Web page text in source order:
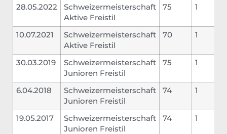
28.05.2022
Schweizermeisterschaft
Aktive Freistil
75 1
10.07.2021
Schweizermeisterschaft
Aktive Freistil
70 1
30.03.2019
Schweizermeisterschaft
Junioren Freistil
75 1
6.04.2018
Schweizermeisterschaft
Junioren Freistil
74 1
19.05.2017
Schweizermeisterschaft
Junioren Freistil
74 1